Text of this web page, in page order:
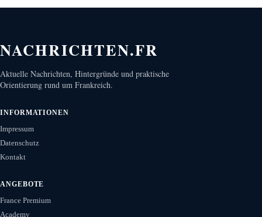
NACHRICHTEN.FR
Aktuelle Nachrichten, Hintergründe und praktische
Orientierung rund um Frankreich.
INFORMATIONEN
Impressum
Datenschutz
Kontakt
ANGEBOTE
France Premium
Academy